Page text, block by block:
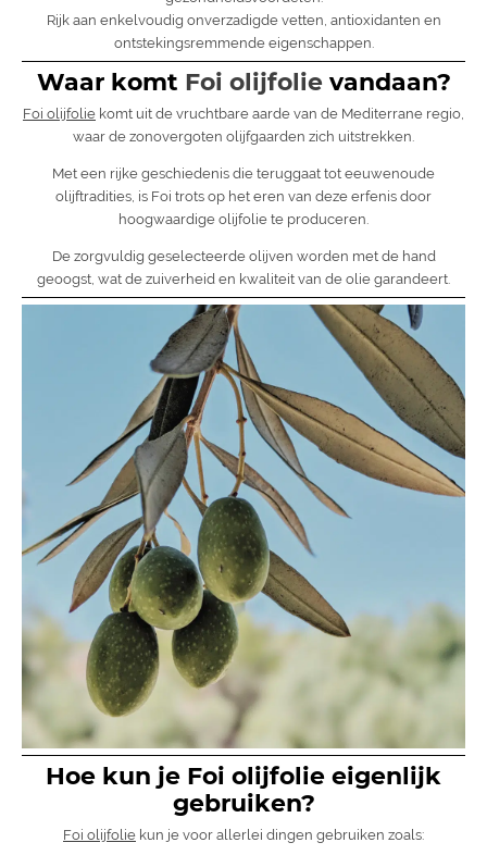
Rijk aan enkelvoudig onverzadigde vetten, antioxidanten en
ontstekingsremmende eigenschappen.
Waar komt Foi olijfolievandaan?
Foi olijfolie komt uit de vruchtbare aarde van de Mediterrane regio,
waar de zonovergoten olijfgaarden zich uitstrekken.
Met een rijke geschiedenis die teruggaat tot eeuwenoude
olijftradities, is Foi trots op het eren van deze erfenis door
hoogwaardige olijfolie te produceren.
De zorgvuldig geselecteerde olijven worden met de hand
geoogst, wat de zuiverheid en kwaliteit van de olie garandeert.
Hoe kun je Foi olijfolie eigenlijk
gebruiken?
Foi olijfolie kun je voor allerlei dingen gebruiken zoals: